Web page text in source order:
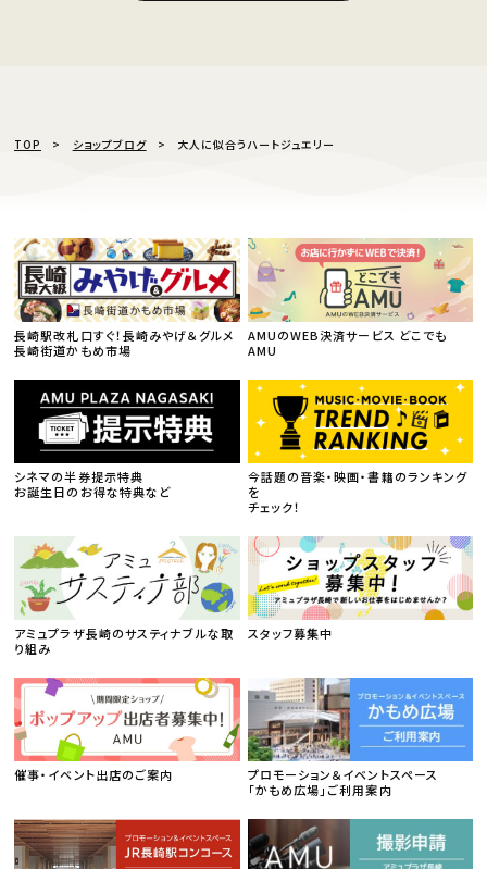
TOP ショップブログ 大人に似合うハートジュエリー
長崎駅改札口すぐ！長崎みやげ＆グルメ
長崎街道かもめ市場
AMUのWEB決済サービス どこでも
AMU
シネマの半券提示特典
お誕生日のお得な特典など
今話題の音楽・映画・書籍のランキング
を
チェック！
アミュプラザ長崎のサスティナブルな取
り組み
スタッフ募集中
催事・イベント出店のご案内
プロモーション＆イベントスペース
「かもめ広場」ご利用案内